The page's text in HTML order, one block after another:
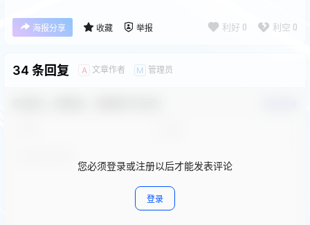
海报分享 收藏 举报 利好 0 利空 0
34 条回复 A 文章作者 M 管理员
您必须登录或注册以后才能发表评论
登录